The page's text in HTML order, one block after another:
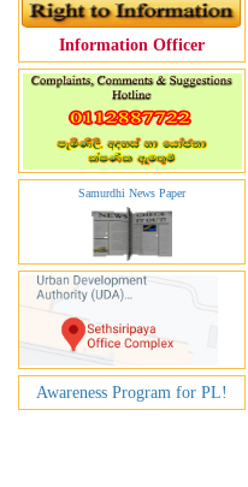
Information Officer
Samurdhi News Paper
Awareness Program for PL!